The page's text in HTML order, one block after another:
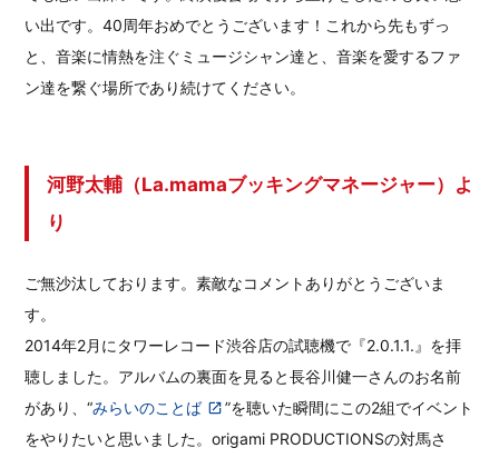
い出です。40周年おめでとうございます！これから先もずっ
と、音楽に情熱を注ぐミュージシャン達と、音楽を愛するファ
ン達を繋ぐ場所であり続けてください。
河野太輔（La.mamaブッキングマネージャー）よ
り
ご無沙汰しております。素敵なコメントありがとうございま
す。
2014年2月にタワーレコード渋谷店の試聴機で『2.0.1.1.』を拝
聴しました。アルバムの裏面を見ると長谷川健一さんのお名前
があり、“みらいのことば
”を聴いた瞬間にこの2組でイベント
をやりたいと思いました。origami PRODUCTIONSの対馬さ